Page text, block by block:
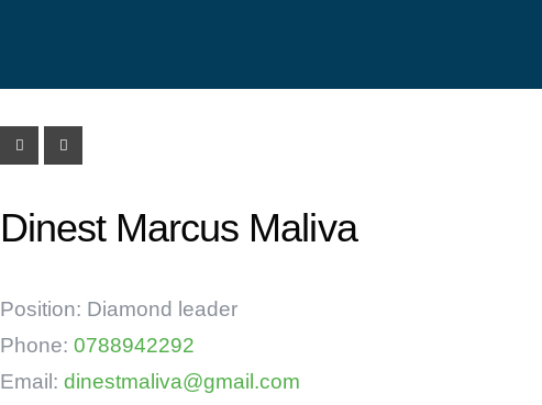
Dinest Marcus Maliva
Position: Diamond leader
Phone: 0788942292
Email: dinestmaliva@gmail.com